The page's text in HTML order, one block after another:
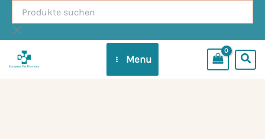
Inhalt
springen
suchen
Menu